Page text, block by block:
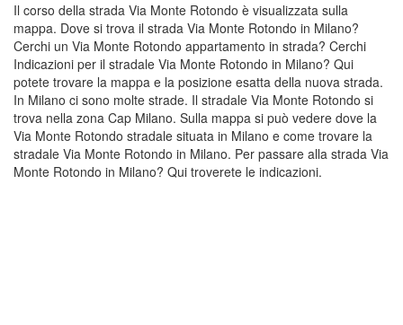
Il corso della strada Via Monte Rotondo è visualizzata sulla
mappa. Dove si trova il strada Via Monte Rotondo in Milano?
Cerchi un Via Monte Rotondo appartamento in strada? Cerchi
Indicazioni per il stradale Via Monte Rotondo in Milano? Qui
potete trovare la mappa e la posizione esatta della nuova strada.
In Milano ci sono molte strade. Il stradale Via Monte Rotondo si
trova nella zona Cap Milano. Sulla mappa si può vedere dove la
Via Monte Rotondo stradale situata in Milano e come trovare la
stradale Via Monte Rotondo in Milano. Per passare alla strada Via
Monte Rotondo in Milano? Qui troverete le indicazioni.